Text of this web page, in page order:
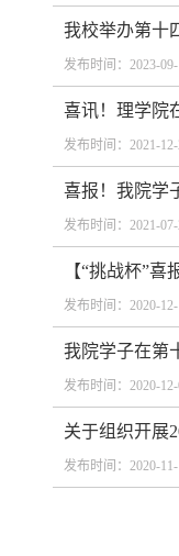
我校举办第十
发布时间：2023-
喜讯！理学院
发布时间：2021-
喜报！我院学
发布时间：2021-
【“挑战杯”
发布时间：2020-
我院学子在第
发布时间：2020-
关于组织开展
发布时间：2020-